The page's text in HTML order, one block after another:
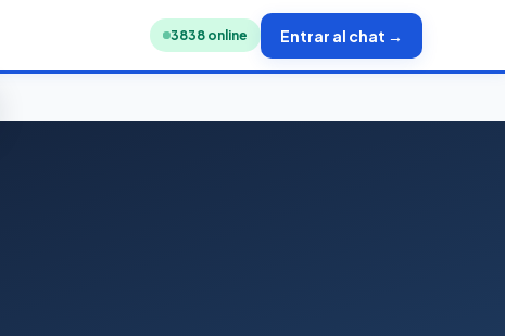
3830 online Entrar al chat →